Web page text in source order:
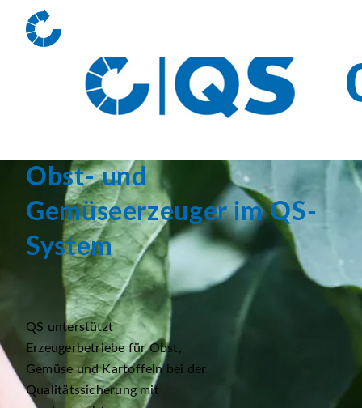
Obst- und
Gemüseerzeuger im QS-
System
QS unterstützt
Erzeugerbetriebe für Obst,
Gemüse und Kartoffeln bei der
Qualitätssicherung mit